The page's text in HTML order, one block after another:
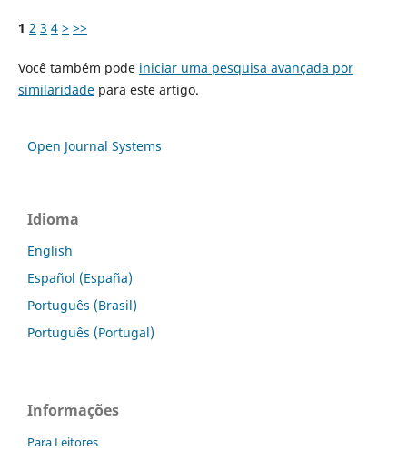
1 2 3 4 > >>
Você também pode iniciar uma pesquisa avançada por
similaridadepara este artigo.
Open Journal Systems
Idioma
English
Español (España)
Português (Brasil)
Português (Portugal)
Informações
Para Leitores